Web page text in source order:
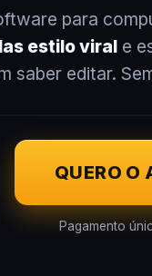
para
estilo viral e
saber editar.
QUERO O
Pagamento